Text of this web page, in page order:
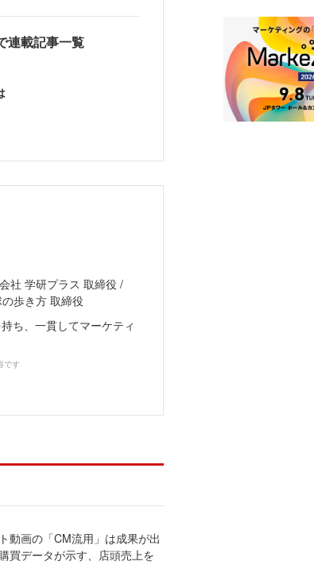
連載記事一覧
社 学研プラス 取締役 /
歩き方 取締役
ち、一貫してマーケティ
です
動画の「CM流用」は成果が出
買データが示す、店頭売上を